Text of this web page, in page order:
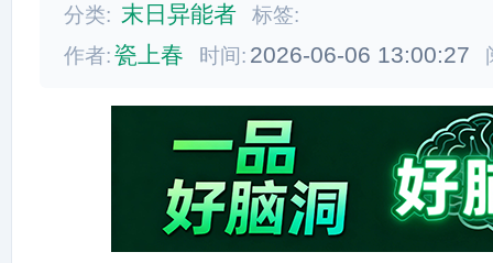
分类: 末日异能者
标签:
作者:瓷上春 时间: 2026-06-06 13:00:27